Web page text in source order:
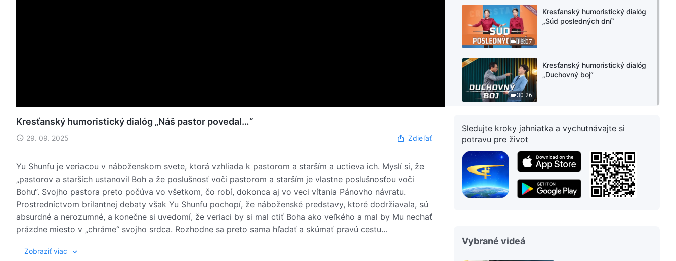
16:07
Kresťanský humoristický dialóg
„Súd posledných dní“
30:26
Kresťanský humoristický dialóg
„Duchovný boj“
Kresťanský humoristický dialóg „Náš pastor povedal…“
29. 09. 2025 Zdieľať
Yu Shunfu je veriacou v náboženskom svete, ktorá vzhliada k pastorom a starším a uctieva ich. Myslí si, že
„pastorov a starších ustanovil Boh a že poslušnosť voči pastorom a starším je vlastne poslušnosťou voči
Bohu“. Svojho pastora preto počúva vo všetkom, čo robí, dokonca aj vo veci vítania Pánovho návratu.
Prostredníctvom brilantnej debaty však Yu Shunfu pochopí, že náboženské predstavy, ktoré dodržiavala, sú
absurdné a nerozumné, a konečne si uvedomí, že veriaci by si mal ctiť Boha ako veľkého a mal by Mu nechať
prázdne miesto v „chráme“ svojho srdca. Rozhodne sa preto sama hľadať a skúmať pravú cestu…
Zobraziť viac
Sledujte kroky jahniatka a vychutnávajte si
potravu pre život
Vybrané videá